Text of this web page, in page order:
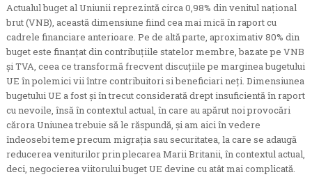
Actualul buget al Uniunii reprezintă circa 0,98% din venitul național
brut (VNB), această dimensiune fiind cea mai mică în raport cu
cadrele financiare anterioare. Pe de altă parte, aproximativ 80% din
buget este finanțat din contribuțiile statelor membre, bazate pe VNB
și TVA, ceea ce transformă frecvent discuțiile pe marginea bugetului
UE în polemici vii între contribuitori si beneficiari neți. Dimensiunea
bugetului UE a fost și în trecut considerată drept insuficientă în raport
cu nevoile, însă în contextul actual, în care au apărut noi provocări
cărora Uniunea trebuie să le răspundă, și am aici în vedere
îndeosebi teme precum migrația sau securitatea, la care se adaugă
reducerea veniturilor prin plecarea Marii Britanii, în contextul actual,
deci, negocierea viitorului buget UE devine cu atât mai complicată.